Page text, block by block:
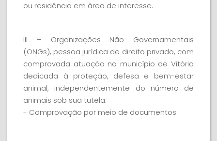
ou residência em área de interesse.
III – Organizações Não Governamentais
(ONGs), pessoa jurídica de direito privado, com
comprovada atuação no município de Vitória
dedicada à proteção, defesa e bem-estar
animal, independentemente do número de
animais sob sua tutela.
- Comprovação por meio de documentos.